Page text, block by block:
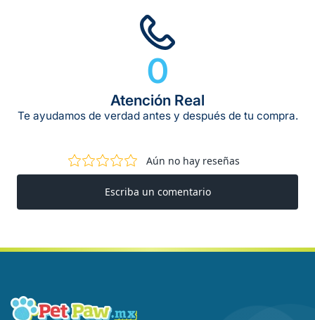
0
Atención Real
Te ayudamos de verdad antes y después de tu compra.